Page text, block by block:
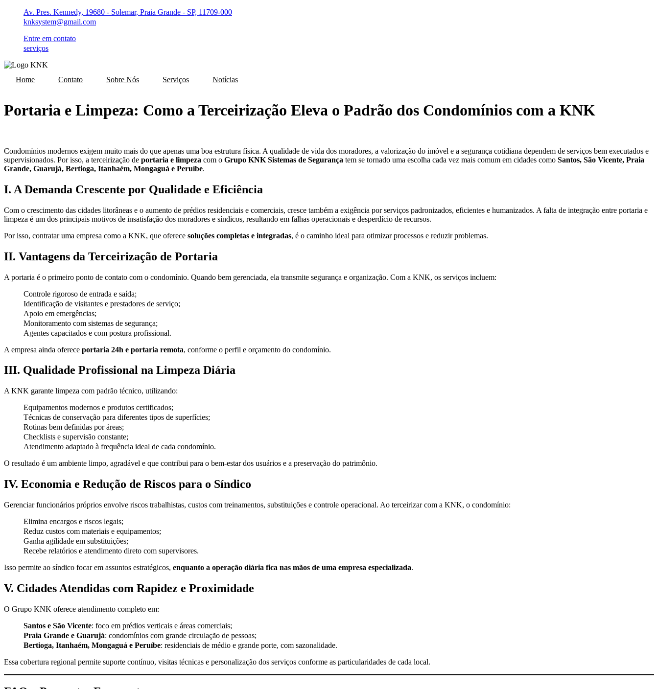
conteúdo
Av. Pres. Kennedy, 19680 - Solemar, Praia Grande - SP, 11709-000
knksystem@gmail.com
Entre em contato
serviços
Home Contato Sobre Nós Serviços Notícias
Portaria e Limpeza: Como a Terceirização Eleva o Padrão dos Condomínios com a KNK
Condomínios modernos exigem muito mais do que apenas uma boa estrutura física. A qualidade de vida dos moradores, a valorização do imóvel e a segurança cotidiana dependem de serviços bem executados e
supervisionados. Por isso, a terceirização de portaria e limpeza com o Grupo KNK Sistemas de Segurança tem se tornado uma escolha cada vez mais comum em cidades como Santos, São Vicente, Praia
Grande, Guarujá, Bertioga, Itanhaém, Mongaguá e Peruíbe.
I. A Demanda Crescente por Qualidade e Eficiência
Com o crescimento das cidades litorâneas e o aumento de prédios residenciais e comerciais, cresce também a exigência por serviços padronizados, eficientes e humanizados. A falta de integração entre portaria e
limpeza é um dos principais motivos de insatisfação dos moradores e síndicos, resultando em falhas operacionais e desperdício de recursos.
Por isso, contratar uma empresa como a KNK, que oferece soluções completas e integradas, é o caminho ideal para otimizar processos e reduzir problemas.
II. Vantagens da Terceirização de Portaria
A portaria é o primeiro ponto de contato com o condomínio. Quando bem gerenciada, ela transmite segurança e organização. Com a KNK, os serviços incluem:
Controle rigoroso de entrada e saída;
Identificação de visitantes e prestadores de serviço;
Apoio em emergências;
Monitoramento com sistemas de segurança;
Agentes capacitados e com postura profissional.
A empresa ainda oferece portaria 24h e portaria remota, conforme o perfil e orçamento do condomínio.
III. Qualidade Profissional na Limpeza Diária
A KNK garante limpeza com padrão técnico, utilizando:
Equipamentos modernos e produtos certificados;
Técnicas de conservação para diferentes tipos de superfícies;
Rotinas bem definidas por áreas;
Checklists e supervisão constante;
Atendimento adaptado à frequência ideal de cada condomínio.
O resultado é um ambiente limpo, agradável e que contribui para o bem-estar dos usuários e a preservação do patrimônio.
IV. Economia e Redução de Riscos para o Síndico
Gerenciar funcionários próprios envolve riscos trabalhistas, custos com treinamentos, substituições e controle operacional. Ao terceirizar com a KNK, o condomínio:
Elimina encargos e riscos legais;
Reduz custos com materiais e equipamentos;
Ganha agilidade em substituições;
Recebe relatórios e atendimento direto com supervisores.
Isso permite ao síndico focar em assuntos estratégicos, enquanto a operação diária fica nas mãos de uma empresa especializada.
V. Cidades Atendidas com Rapidez e Proximidade
O Grupo KNK oferece atendimento completo em:
Santos e São Vicente: foco em prédios verticais e áreas comerciais;
Praia Grande e Guarujá: condomínios com grande circulação de pessoas;
Bertioga, Itanhaém, Mongaguá e Peruíbe: residenciais de médio e grande porte, com sazonalidade.
Essa cobertura regional permite suporte contínuo, visitas técnicas e personalização dos serviços conforme as particularidades de cada local.